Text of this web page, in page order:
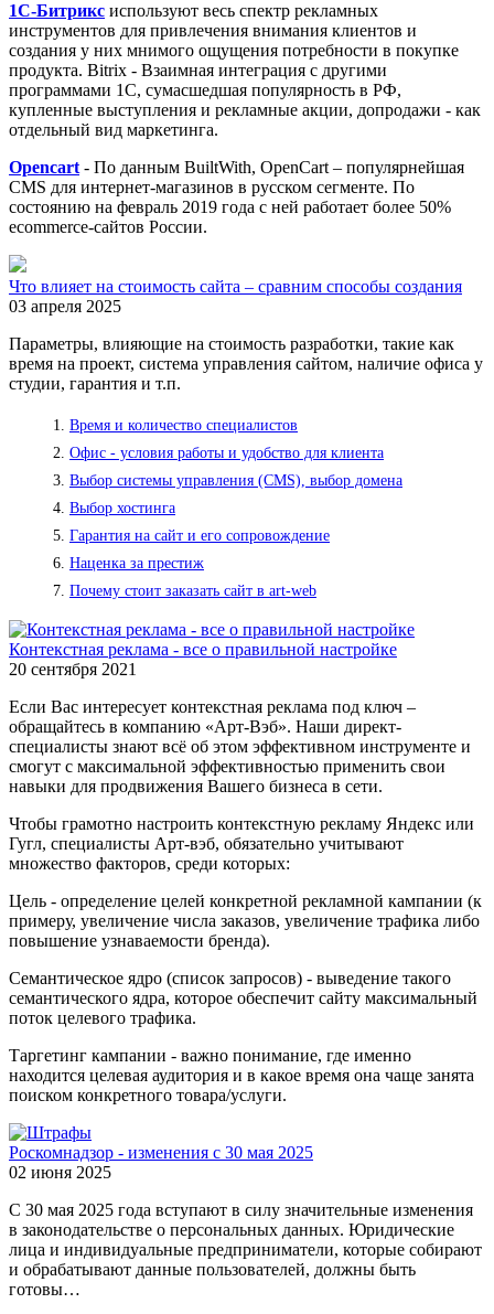
1С-Битрикс используют весь спектр рекламных
инструментов для привлечения внимания клиентов и
создания у них мнимого ощущения потребности в покупке
продукта. Bitrix - Взаимная интеграция с другими
программами 1С, сумасшедшая популярность в РФ,
купленные выступления и рекламные акции, допродажи - как
отдельный вид маркетинга.
Opencart- По данным BuiltWith, OpenCart – популярнейшая
CMS для интернет-магазинов в русском сегменте. По
состоянию на февраль 2019 года с ней работает более 50%
ecommerce-сайтов России.
Что влияет на стоимость сайта – сравним способы создания
03 апреля 2025
Параметры, влияющие на стоимость разработки, такие как
время на проект, система управления сайтом, наличие офиса у
студии, гарантия и т.п.
Время и количество специалистов
Офис - условия работы и удобство для клиента
Выбор системы управления (CMS), выбор домена
Выбор хостинга
Гарантия на сайт и его сопровождение
Наценка за престиж
Почему стоит заказать сайт в art-web
Контекстная реклама - все о правильной настройке
20 сентября 2021
Если Вас интересует контекстная реклама под ключ –
обращайтесь в компанию «Арт-Вэб». Наши директ-
специалисты знают всё об этом эффективном инструменте и
смогут с максимальной эффективностью применить свои
навыки для продвижения Вашего бизнеса в сети.
Чтобы грамотно настроить контекстную рекламу Яндекс или
Гугл, специалисты Арт-вэб, обязательно учитывают
множество факторов, среди которых:
Цель - определение целей конкретной рекламной кампании (к
примеру, увеличение числа заказов, увеличение трафика либо
повышение узнаваемости бренда).
Семантическое ядро (список запросов) - выведение такого
семантического ядра, которое обеспечит сайту максимальный
поток целевого трафика.
Таргетинг кампании - важно понимание, где именно
находится целевая аудитория и в какое время она чаще занята
поиском конкретного товара/услуги.
Роскомнадзор - изменения с 30 мая 2025
02 июня 2025
С 30 мая 2025 года вступают в силу значительные изменения
в законодательстве о персональных данных. Юридические
лица и индивидуальные предприниматели, которые собирают
и обрабатывают данные пользователей, должны быть
готовы…